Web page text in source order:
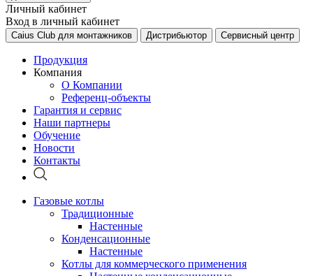
Личный кабинет
Вход в личный кабинет
Caius Club для монтажников Дистрибьютор Сервисный центр
Продукция
Компания
О Компании
Референц-объекты
Гарантия и сервис
Наши партнеры
Обучение
Новости
Контакты
Газовые котлы
Традиционные
Настенные
Конденсационные
Настенные
Котлы для коммерческого применения